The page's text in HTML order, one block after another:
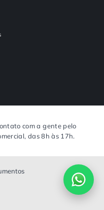
com a gente pelo
das 8h às 17h.